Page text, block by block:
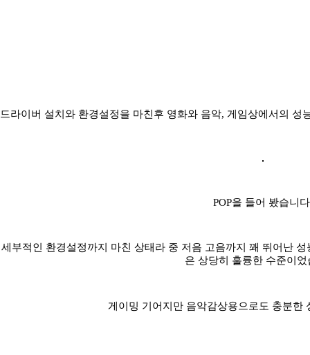
드라이버 설치와 환경설정을 마친후 영화와 음악, 게임상에서의 성
POP을 들어 봤습니
세부적인 환경설정까지 마친 상태라 중 저음 고음까지 꽤 뛰어난
은 상당히 훌륭한 수준이었
게이밍 기어지만 음악감상용으로도 충분한